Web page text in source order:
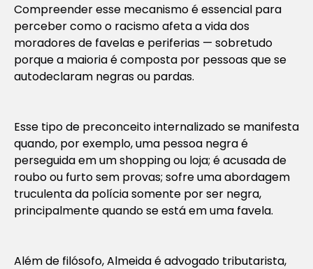
Compreender esse mecanismo é essencial para
perceber como o racismo afeta a vida dos
moradores de favelas e periferias — sobretudo
porque a maioria é composta por pessoas que se
autodeclaram negras ou pardas.
Esse tipo de preconceito internalizado se manifesta
quando, por exemplo, uma pessoa negra é
perseguida em um shopping ou loja; é acusada de
roubo ou furto sem provas; sofre uma abordagem
truculenta da polícia somente por ser negra,
principalmente quando se está em uma favela.
Além de filósofo, Almeida é advogado tributarista,